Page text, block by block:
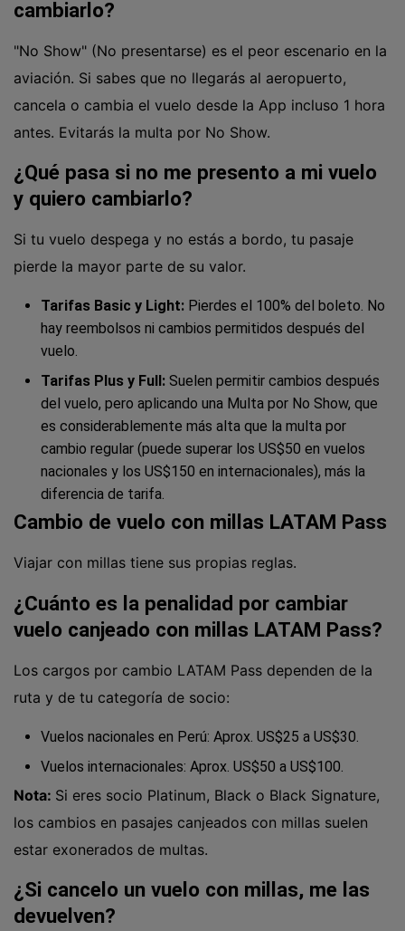
cambiarlo?
"No Show" (No presentarse) es el peor escenario en la
aviación. Si sabes que no llegarás al aeropuerto,
cancela o cambia el vuelo desde la App incluso 1 hora
antes. Evitarás la multa por No Show.
¿Qué pasa si no me presento a mi vuelo
y quiero cambiarlo?
Si tu vuelo despega y no estás a bordo, tu pasaje
pierde la mayor parte de su valor.
Tarifas Basic y Light: Pierdes el 100% del boleto. No
hay reembolsos ni cambios permitidos después del
vuelo.
Tarifas Plus y Full: Suelen permitir cambios después
del vuelo, pero aplicando una Multa por No Show, que
es considerablemente más alta que la multa por
cambio regular (puede superar los US$50 en vuelos
nacionales y los US$150 en internacionales), más la
diferencia de tarifa.
Cambio de vuelo con millas LATAM Pass
Viajar con millas tiene sus propias reglas.
¿Cuánto es la penalidad por cambiar
vuelo canjeado con millas LATAM Pass?
Los cargos por cambio LATAM Pass dependen de la
ruta y de tu categoría de socio:
Vuelos nacionales en Perú: Aprox. US$25 a US$30.
Vuelos internacionales: Aprox. US$50 a US$100.
Nota: Si eres socio Platinum, Black o Black Signature,
los cambios en pasajes canjeados con millas suelen
estar exonerados de multas.
¿Si cancelo un vuelo con millas, me las
devuelven?